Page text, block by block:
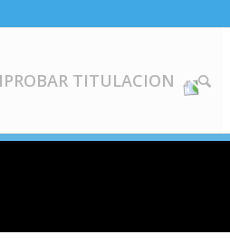
TITULACION